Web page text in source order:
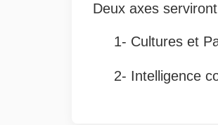
Deux axes
1- Cultures et
2- Intelligence